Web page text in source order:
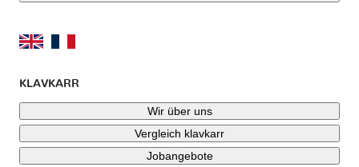
KLAVKARR
Wir über uns
Vergleich klavkarr
Jobangebote